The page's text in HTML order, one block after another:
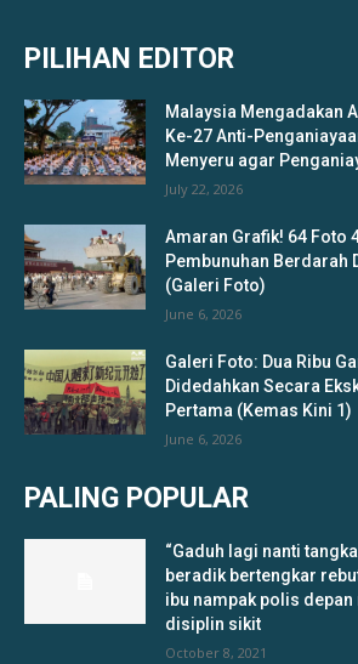
PILIHAN EDITOR
Malaysia Mengadakan
Ke-27 Anti-
Menyeru agar
July 22, 2026
Amaran Grafik! 64 Foto
Pembunuhan Berdarah
(Galeri Foto)
June 6, 2026
Galeri Foto: Dua Ribu
Didedahkan Secara
Pertama (Kemas Kini 1)
June 6, 2026
PALING POPULAR
“Gaduh lagi nanti
beradik bertengkar
ibu nampak polis
disiplin sikit
October 8, 2021